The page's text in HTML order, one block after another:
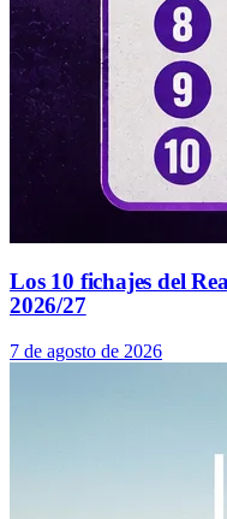
Los 10 fichajes del
2026/27
7 de agosto de 2026